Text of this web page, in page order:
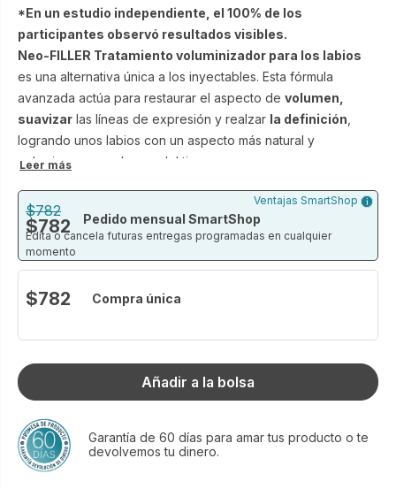
*En un estudio independiente, el 100% de los
participantes observó resultados visibles.
Neo-FILLER Tratamiento voluminizador para los labios
es una alternativa única a los inyectables. Esta fórmula
avanzada actúa para restaurar el aspecto de volumen,
suavizar las líneas de expresión y realzar la definición
logrando unos labios con un aspecto más natural y
voluminoso con el paso del tiempo.
de precisión para el cuidado de la piel diseñado
específicamente para tus labios, donde aparecen los
primeros signos de envejecimiento— que reconstruye su
estructura al estimular la producción de colágeno.
Cuando se usan junto con el Neo-FILLER Lift + Fill elixir
corrector, estos productos ofrecen una alternativa para todo
disponible en el mercado.
Sin agujas.
Sin interrupciones.
Solo resultados.
Tamaño: 7 mL
Leer más
$782
$782 Pedido mensual SmartShop
Edita o cancela futuras entregas programadas en cualquier
momento
Ventajas SmartShop
$782 Compra única
Añadir a la bolsa
Garantía de 60 días para amar tus producto o te
devolvemos tu dinero.